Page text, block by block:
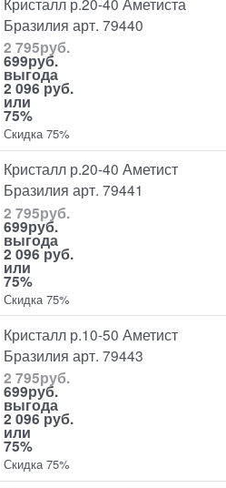
Бразилия арт. 79440
2 795руб.
699руб.
выгода
2 096 руб.
или
75%
Скидка 75%
Кристалл р.20-40 Аметист
Бразилия арт. 79441
2 795руб.
699руб.
выгода
2 096 руб.
или
75%
Скидка 75%
Кристалл р.10-50 Аметист
Бразилия арт. 79443
2 795руб.
699руб.
выгода
2 096 руб.
или
75%
Скидка 75%